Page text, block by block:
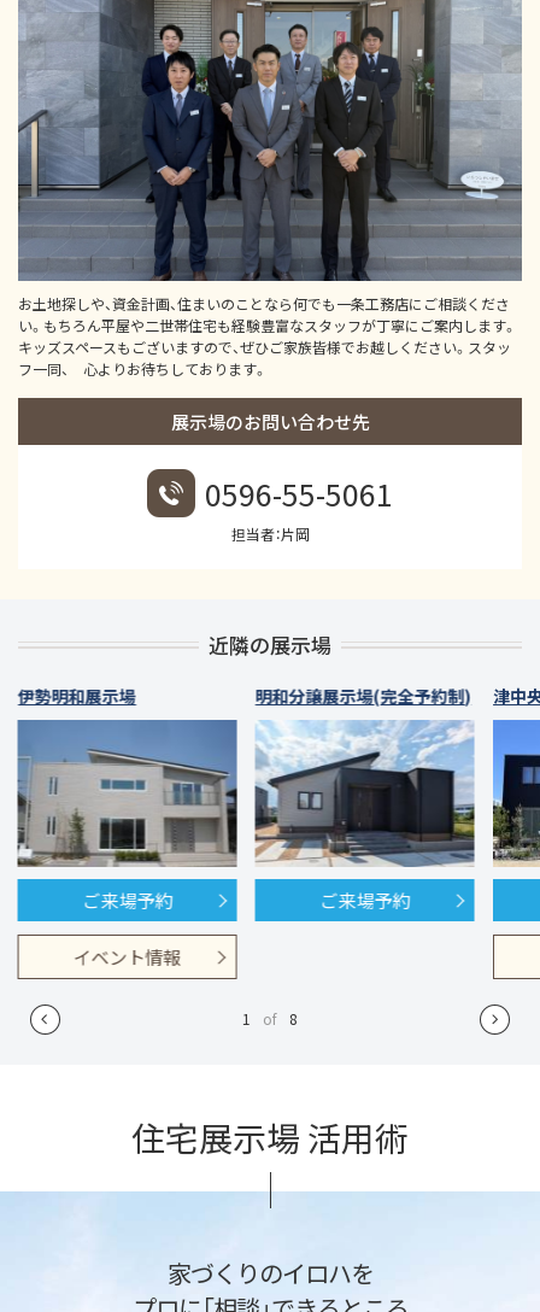
お土地探しや、資金計画、住まいのことなら何でも一条工務店にご相談くださ
い。もちろん平屋や二世帯住宅も経験豊富なスタッフが丁寧にご案内します。
キッズスペースもございますので、ぜひご家族皆様でお越しください。スタッ
フ一同、 心よりお待ちしております。
展示場のお問い合わせ先
0596-55-5061
担当者：片岡
近隣の展示場
伊勢明和展示場
ご来場予約
イベント情報
明和分譲展示場(完全予約制)
ご来場予約
津中
1 of 8
住宅展示場 活用術
家づくりのイロハを